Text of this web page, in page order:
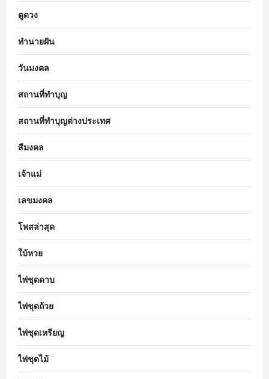
ดูดวง
ทำนายฝัน
วันมงคล
สถานที่ทำบุญ
สถานที่ทำบุญต่างประเทศ
สีมงคล
เจ้าแม่
เลขมงคล
โพสล่าสุด
ใบ้หวย
ไพ่ชุดดาบ
ไพ่ชุดถ้วย
ไพ่ชุดเหรียญ
ไพ่ชุดไม้